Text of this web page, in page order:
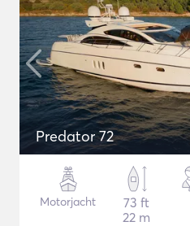
Predator 72
Motorjacht
73 ft
22 m